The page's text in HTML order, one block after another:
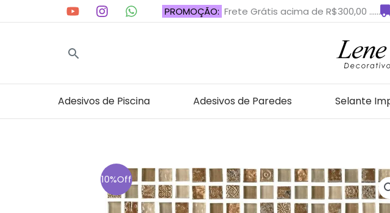
para
PROMOÇÃO: Frete Grátis acima de R$300,00 ......
Pesquisar
Adesivos de Piscina Adesivos de Paredes Selante
10%Off